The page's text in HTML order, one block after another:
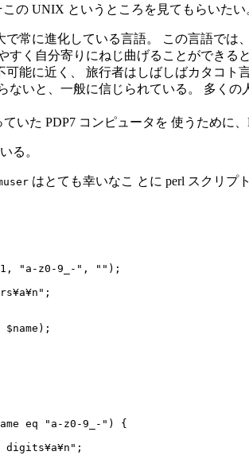
の UNIX というところを見てもらいた
常に進化している言語。 この言語で
すく自分寄りにねじ曲げることができ
能に近く、 旅行者はしばしばカタコ
いと、一般に信じられている。 多く
いた PDP7 コンピュータを 使うために
る。
はとても幸いなこ とに perl スクリプ
"a-z0-9_-", "");
$name);
eq "a-z0-9_-") {
digits¥a¥n";